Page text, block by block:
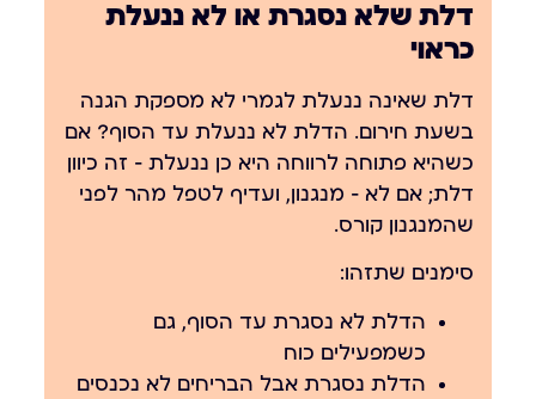
דלת שלא נסגרת או לא ננעלת
כראוי
דלת שאינה ננעלת לגמרי לא מספקת הגנה
בשעת חירום. הדלת לא ננעלת עד הסוף? אם
כשהיא פתוחה לרווחה היא כן ננעלת — זה כיוון
דלת; אם לא — מנגנון, ועדיף לטפל מהר לפני
שהמנגנון קורס.
סימנים שתזהו:
הדלת לא נסגרת עד הסוף, גם
כשמפעילים כוח
הדלת נסגרת אבל הבריחים לא נכנסים